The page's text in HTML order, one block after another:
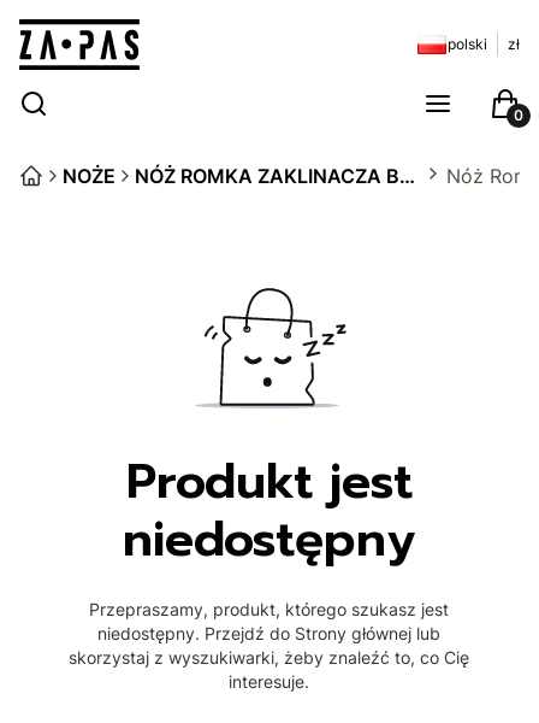
polski zł
Otwórz wyszukiwarkę
Szukaj Menu
NOŻE NÓŻ ROMKA ZAKLINACZA BYKÓW Nóż
Produkt jest
niedostępny
Przepraszamy, produkt, którego szukasz jest
niedostępny. Przejdź do Strony głównej lub
skorzystaj z wyszukiwarki, żeby znaleźć to, co Cię
interesuje.